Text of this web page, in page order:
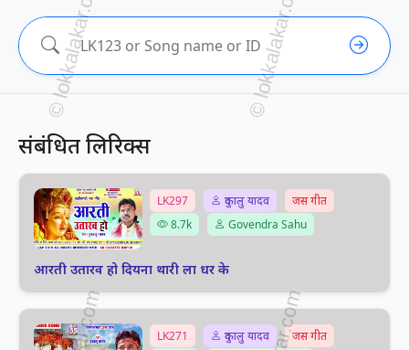
संबंधित लिरिक्स
LK297 दुकालु यादव
जस गीत
8.7k
Govendra Sahu
आरती उतारव हो दियना थारी ला धर के
LK271 दुकालु यादव
जस गीत